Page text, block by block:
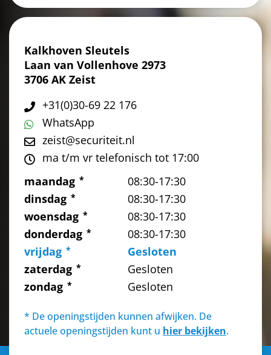
Kalkhoven Sleutels
Laan van Vollenhove 2973
3706 AK Zeist
+31(0)30-69 22 176
WhatsApp
zeist@securiteit.nl
ma t/m vr telefonisch tot 17:00
maandag
08:30-17:30
dinsdag
08:30-17:30
woensdag
08:30-17:30
donderdag
08:30-17:30
vrijdag
Gesloten
zaterdag
Gesloten
zondag
Gesloten
* De openingstijden kunnen afwijken. De
actuele openingstijden kunt u hier bekijken.